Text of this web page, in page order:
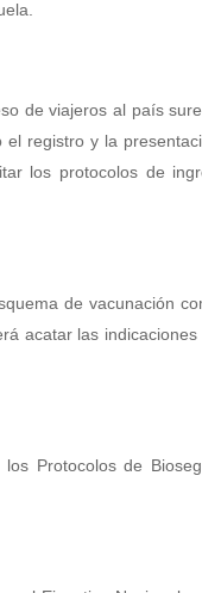
de viajeros al país
el registro y la
los protocolos de
de vacunación
acatar las
Protocolos de